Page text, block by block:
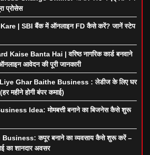
प्रोसेस
| SBI बैंक में ऑनलाइन FD कैसे करें? जानें स्टेप
Banta Hai | वरिष्ठ नागरिक कार्ड बनवाने
आवेदन की पूरी जानकारी
Ghar Baithe Business : लेडीज के लिए घर
महीने होगी बंपर कमाई)
Idea: मोमबत्ती बनाने का बिजनेस कैसे शुरू
कपूर बनाने का व्यवसाय कैसे शुरू करें –
का शानदार अवसर